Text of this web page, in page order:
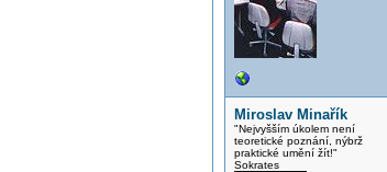
Miroslav Minařík
"Nejvyšším úkolem není
teoretické poznání, nýbrž
praktické umění žít!"
Sokrates